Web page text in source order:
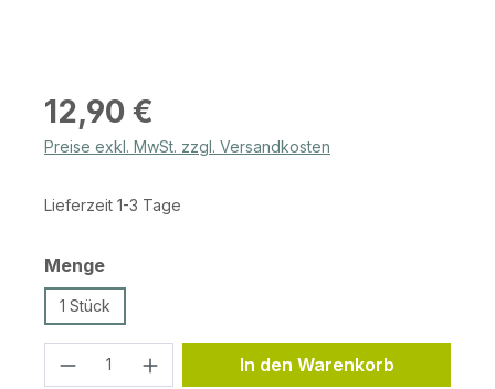
Regulärer Preis:
12,90 €
Preise exkl. MwSt. zzgl. Versandkosten
Lieferzeit 1-3 Tage
Mengeauswählen
1 Stück
Produkt Anzahl: Gib den
In den Warenkorb